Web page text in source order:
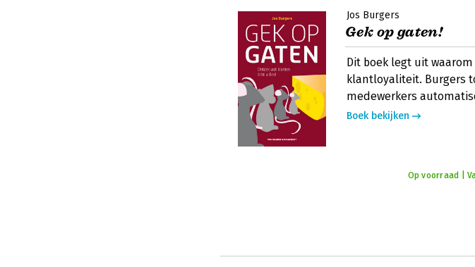
Jos Burgers
Gek op gaten!
Dit boek legt uit
klantloyaliteit. Burgers
medewerkers
Boek bekijken
Op voorraad |